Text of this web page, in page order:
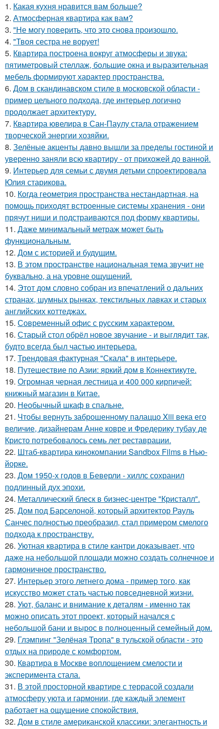
1. Какая кухня нравится вам больше?
2. Атмосферная квартира как вам?
3. "Не могу поверить, что это снова произошло.
4. "Твоя сестра не ворует!
5. Квартира построена вокруг атмосферы и звука:
пятиметровый стеллаж, большие окна и выразительная
мебель формируют характер пространства.
6. Дом в скандинавском стиле в московской области -
пример цельного подхода, где интерьер логично
продолжает архитектуру.
7. Квартира ювелира в Сан-Паулу стала отражением
творческой энергии хозяйки.
8. Зелёные акценты давно вышли за пределы гостиной и
уверенно заняли всю квартиру - от прихожей до ванной.
9. Интерьер для семьи с двумя детьми спроектировала
Юлия старикова.
10. Когда геометрия пространства нестандартная, на
помощь приходят встроенные системы хранения - они
прячут ниши и подстраиваются под форму квартиры.
11. Даже минимальный метраж может быть
функциональным.
12. Дом с историей и будущим.
13. В этом пространстве национальная тема звучит не
буквально, а на уровне ощущений.
14. Этот дом словно собран из впечатлений о дальних
странах, шумных рынках, текстильных лавках и старых
английских коттеджах.
15. Современный офис с русским характером.
16. Старый стол обрёл новое звучание - и выглядит так,
будто всегда был частью интерьера.
17. Трендовая фактурная "Скала" в интерьере.
18. Путешествие по Азии: яркий дом в Коннектикуте.
19. Огромная черная лестница и 400 000 кирпичей:
книжный магазин в Китае.
20. Необычный шкаф в спальне.
21. Чтобы вернуть заброшенному палаццо Xiii века его
величие, дизайнерам Анне ковре и Фредерику тубау де
Кристо потребовалось семь лет реставрации.
22. Штаб-квартира кинокомпании Sandbox Films в Нью-
йорке.
23. Дом 1950-х годов в Беверли - хиллс сохранил
подлинный дух эпохи.
24. Металлический блеск в бизнес-центре "Кристалл".
25. Дом под Барселоной, который архитектор Рауль
Санчес полностью преобразил, стал примером смелого
подхода к пространству.
26. Уютная квартира в стиле кантри доказывает, что
даже на небольшой площади можно создать солнечное и
гармоничное пространство.
27. Интерьер этого летнего дома - пример того, как
искусство может стать частью повседневной жизни.
28. Уют, баланс и внимание к деталям - именно так
можно описать этот проект, который начался с
небольшой бани и вырос в полноценный семейный дом.
29. Глэмпинг "Зелёная Тропа" в тульской области - это
отдых на природе с комфортом.
30. Квартира в Москве воплощением смелости и
эксперимента стала.
31. В этой просторной квартире с террасой создали
атмосферу уюта и гармонии, где каждый элемент
работает на ощущение спокойствия.
32. Дом в стиле американской классики: элегантность и